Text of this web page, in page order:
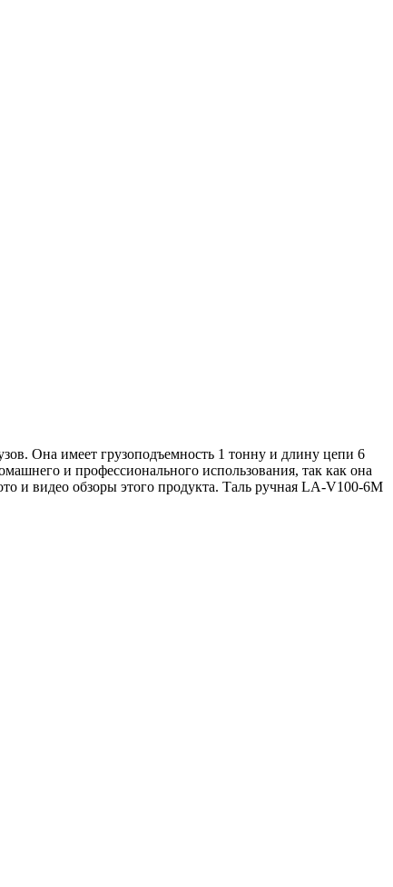
Она имеет грузоподъемность 1 тонну и длину цепи 6
и профессионального использования, так как она
и видео обзоры этого продукта. Таль ручная LA-V100-6M